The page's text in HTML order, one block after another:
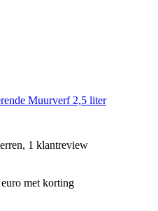
Muurverf 2,5 liter
1 klantreview
met korting